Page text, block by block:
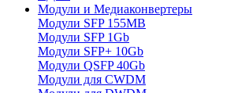
Модули и Медиаконвертеры
Модули SFP 155MB
Модули SFP 1Gb
Модули SFP+ 10Gb
Модули QSFP 40Gb
Модули для CWDM